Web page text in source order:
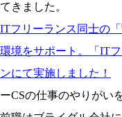
てきました。
ITフリーランス同士の
環境をサポート。「IT
ンにて実施しました！
ーCSの仕事のやりがい